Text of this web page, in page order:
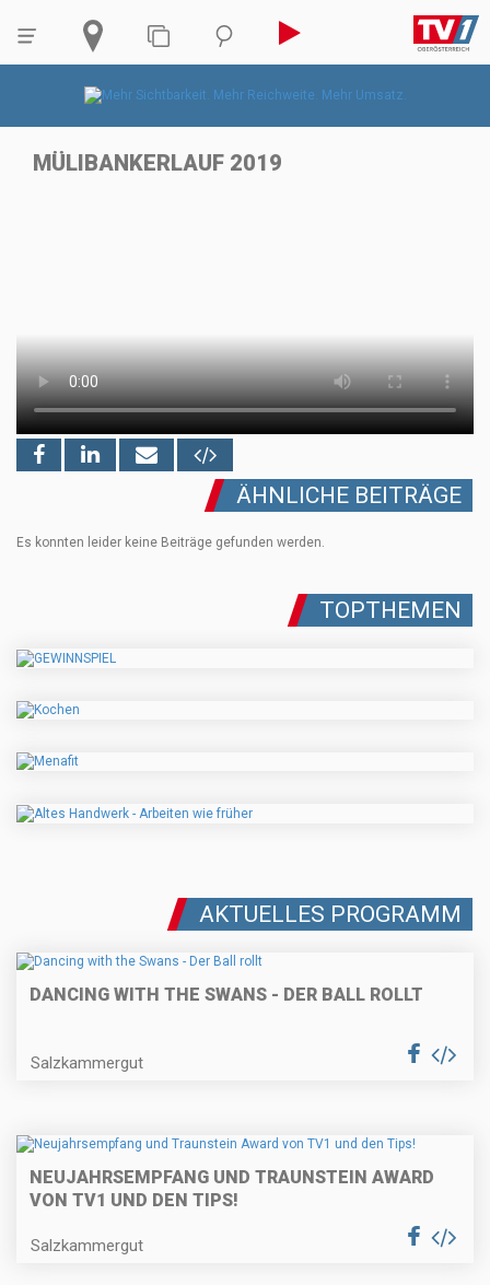
MÜLIBANKERLAUF 2019
ÄHNLICHE BEITRÄGE
Es konnten leider keine Beiträge gefunden werden.
TOPTHEMEN
AKTUELLES PROGRAMM
DANCING WITH THE SWANS - DER BALL ROLLT
Salzkammergut
NEUJAHRSEMPFANG UND TRAUNSTEIN AWARD
VON TV1 UND DEN TIPS!
Salzkammergut